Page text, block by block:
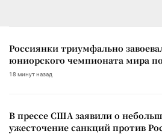
Россиянки триумфально
юниорского чемпионата мира
18 минут назад
В прессе США заявили о
ужесточение санкций против